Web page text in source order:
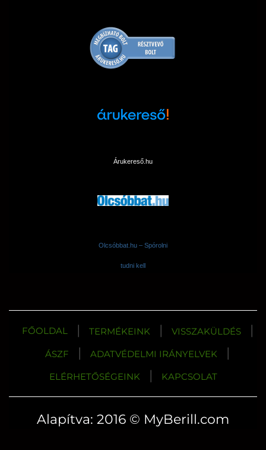
Árukereső.hu
Olcsóbbat.hu – Spórolni
tudni kell
FŐOLDAL | TERMÉKEINK | VISSZAKÜLDÉS |
ÁSZF | ADATVÉDELMI IRÁNYELVEK |
ELÉRHETŐSÉGEINK | KAPCSOLAT
Alapítva: 2016 © MyBerill.com